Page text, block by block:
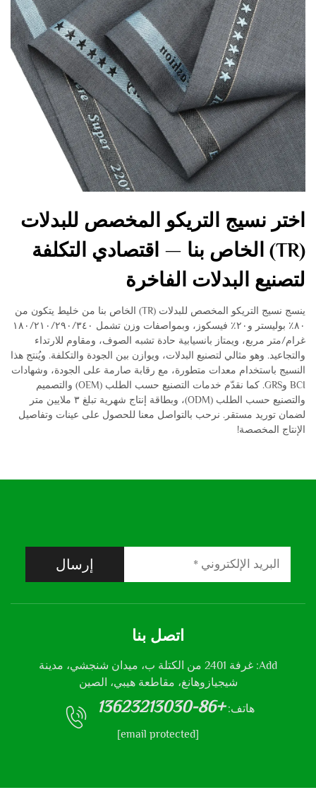
اختر نسيج التريكو المخصص للبدلات
(TR) الخاص بنا — اقتصادي التكلفة
لتصنيع البدلات الفاخرة
ينسج نسيج التريكو المخصص للبدلات (TR) الخاص بنا من خليط يتكون من
٨٠٪ بوليستر و٢٠٪ فيسكوز، وبمواصفات وزن تشمل ١٨٠/٢١٠/٢٩٠/٣٤٠
غرام/متر مربع، ويمتاز بانسيابية حادة تشبه الصوف، ومقاوم للارتداء
والتجاعيد. وهو مثالي لتصنيع البدلات، ويوازن بين الجودة والتكلفة. ويُنتج هذا
النسيج باستخدام معدات متطورة، مع رقابة صارمة على الجودة، وشهادات
BCI وGRS. كما نقدّم خدمات التصنيع حسب الطلب (OEM) والتصميم
والتصنيع حسب الطلب (ODM)، وبطاقة إنتاج شهرية تبلغ ٣ ملايين متر
لضمان توريد مستقر. نرحب بالتواصل معنا للحصول على عينات وتفاصيل
الإنتاج المخصصة!
إرسال
اتصل بنا
Add: غرفة 2401 من الكتلة ب، ميدان شنجشي، مدينة
شيجيازوهانغ، مقاطعة هيبي، الصين
هاتف: +86-13623213030
[email protected]